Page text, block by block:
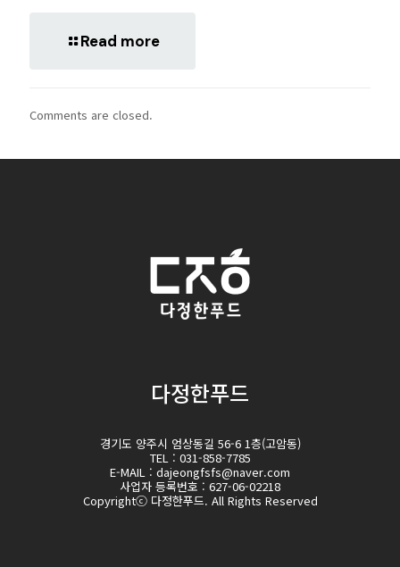
Read more
Comments are closed.
다정한푸드
경기도 양주시 엄상동길 56-6 1층(고암동)
TEL : 031-858-7785
E-MAIL : dajeongfsfs@naver.com
사업자 등록번호 : 627-06-02218
Copyrightⓒ 다정한푸드. All Rights Reserved